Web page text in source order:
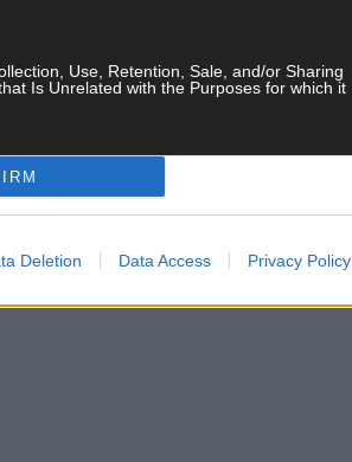
Use, Retention, Sale, and/or Sharing
Is Unrelated with the Purposes for which it
Deletion Data Access Privacy Policy